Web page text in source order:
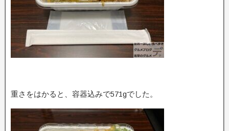
重さをはかると、容器込みで571gでした。